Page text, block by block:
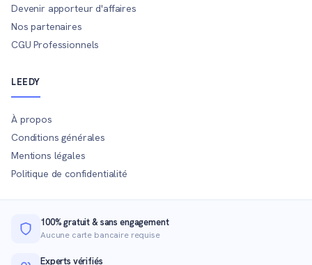
Devenir apporteur d'affaires
Nos partenaires
CGU Professionnels
LEEDY
À propos
Conditions générales
Mentions légales
Politique de confidentialité
100% gratuit & sans engagement
Aucune carte bancaire requise
Experts vérifiés